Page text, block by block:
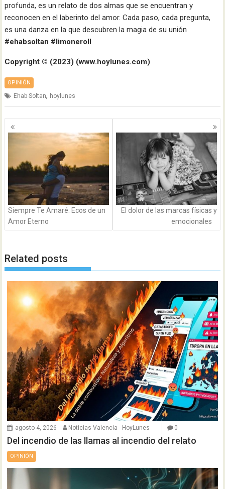
profunda, es un relato de dos almas que se encuentran y
reconocen en el laberinto del amor. Cada paso, cada pregunta,
es una danza en la que descubren la magia de su unión
#ehabsoltan #limoneroII
Copyright ©️ (2023) (www.hoylunes.com)
OPINIÓN
Ehab Soltan, hoylunes
Navegación
de
entradas
Siempre Te Amaré: Ecos de un
Amor Eterno
El dolor de las marcas físicas y
emocionales
Related posts
agosto 4, 2026 Noticias Valencia - HoyLunes 0
Del incendio de las llamas al incendio del relato
OPINIÓN